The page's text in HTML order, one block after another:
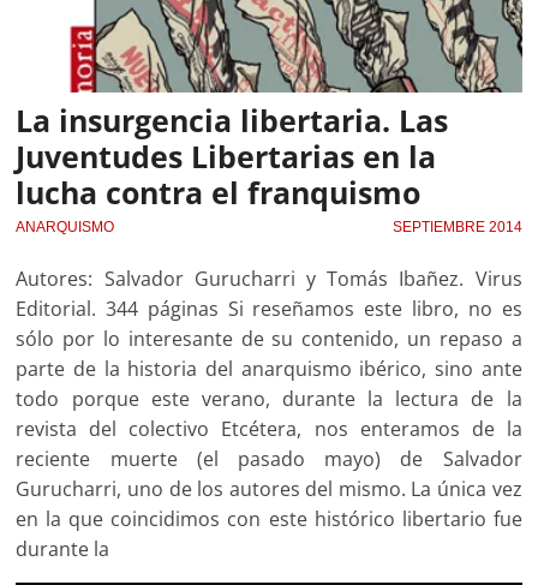
La insurgencia libertaria. Las
Juventudes Libertarias en la
lucha contra el franquismo
ANARQUISMO SEPTIEMBRE 2014
Autores: Salvador Gurucharri y Tomás Ibañez. Virus
Editorial. 344 páginas Si reseñamos este libro, no es
sólo por lo interesante de su contenido, un repaso a
parte de la historia del anarquismo ibérico, sino ante
todo porque este verano, durante la lectura de la
revista del colectivo Etcétera, nos enteramos de la
reciente muerte (el pasado mayo) de Salvador
Gurucharri, uno de los autores del mismo. La única vez
en la que coincidimos con este histórico libertario fue
durante la